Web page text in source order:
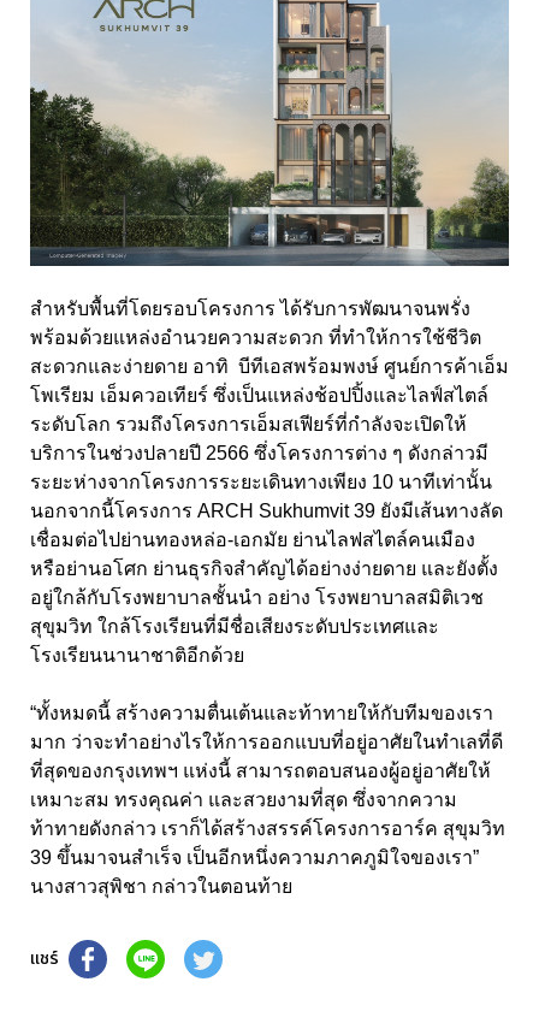
สำหรับพื้นที่โดยรอบโครงการ ได้รับการพัฒนาจนพรั่ง
พร้อมด้วยแหล่งอำนวยความสะดวก ที่ทำให้การใช้ชีวิต
สะดวกและง่ายดาย อาทิ บีทีเอสพร้อมพงษ์ ศูนย์การค้าเอ็ม
โพเรียม เอ็มควอเทียร์ ซึ่งเป็นแหล่งช้อปปิ้งและไลฟ์สไตล์
ระดับโลก รวมถึงโครงการเอ็มสเฟียร์ที่กำลังจะเปิดให้
บริการในช่วงปลายปี 2566 ซึ่งโครงการต่าง ๆ ดังกล่าวมี
ระยะห่างจากโครงการระยะเดินทางเพียง 10 นาทีเท่านั้น
นอกจากนี้โครงการ ARCH Sukhumvit 39 ยังมีเส้นทางลัด
เชื่อมต่อไปย่านทองหล่อ-เอกมัย ย่านไลฟสไตล์คนเมือง
หรือย่านอโศก ย่านธุรกิจสำคัญได้อย่างง่ายดาย และยังตั้ง
อยู่ใกล้กับโรงพยาบาลชั้นนำ อย่าง โรงพยาบาลสมิติเวช
สุขุมวิท ใกล้โรงเรียนที่มีชื่อเสียงระดับประเทศและ
โรงเรียนนานาชาติอีกด้วย
“ทั้งหมดนี้ สร้างความตื่นเต้นและท้าทายให้กับทีมของเรา
มาก ว่าจะทำอย่างไรให้การออกแบบที่อยู่อาศัยในทำเลที่ดี
ที่สุดของกรุงเทพฯ แห่งนี้ สามารถตอบสนองผู้อยู่อาศัยให้
เหมาะสม ทรงคุณค่า และสวยงามที่สุด ซึ่งจากความ
ท้าทายดังกล่าว เราก็ได้สร้างสรรค์โครงการอาร์ค สุขุมวิท
39 ขึ้นมาจนสำเร็จ เป็นอีกหนึ่งความภาคภูมิใจของเรา”
นางสาวสุพิชา กล่าวในตอนท้าย
แชร์